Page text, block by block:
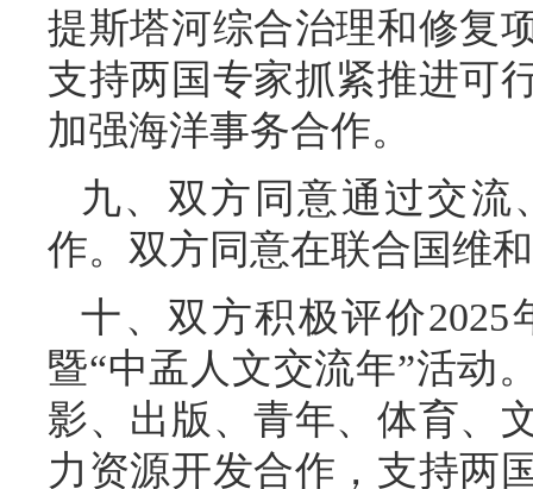
提斯塔河综合治理和修复
支持两国专家抓紧推进可
加强海洋事务合作。
九、双方同意通过交
作。双方同意在联合国维
十、双方积极评价
暨“中孟人文交流年”活动
影、出版、青年、体育、
力资源开发合作，支持两